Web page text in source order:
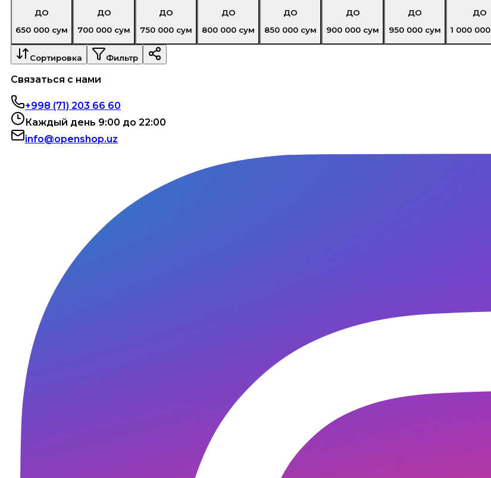
ДО
650 000 сум
ДО
700 000 сум
ДО
750 000 сум
ДО
800 000 сум
ДО
850 000 сум
ДО
900 000 сум
ДО
950 000 сум
ДО
1 000 000
Сортировка Фильтр
Связаться с нами
+998 (71) 203 66 60
Каждый день 9:00 до 22:00
info@openshop.uz